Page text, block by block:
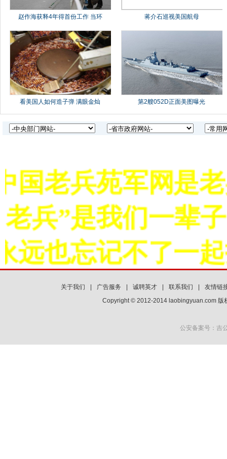
老兵苑军网是老
兵”是我们一辈子
也忘记不了一起
关于我们 广告服务 诚聘英才 联系我们
友情链
Copyright © 2012-2014 laobingyuan.com 版
公安备案号：吉